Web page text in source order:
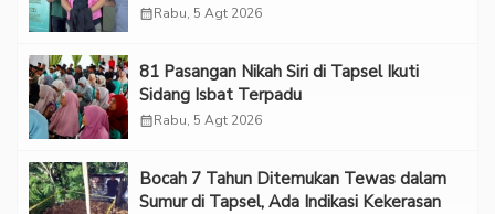
calendar_monthRabu, 5 Agt 2026
81 Pasangan Nikah Siri di Tapsel Ikuti
Sidang Isbat Terpadu
calendar_monthRabu, 5 Agt 2026
Bocah 7 Tahun Ditemukan Tewas dalam
Sumur di Tapsel, Ada Indikasi Kekerasan